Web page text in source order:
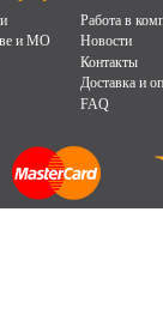
и МО
Работа в
Новости
Контакты
Доставка и
FAQ